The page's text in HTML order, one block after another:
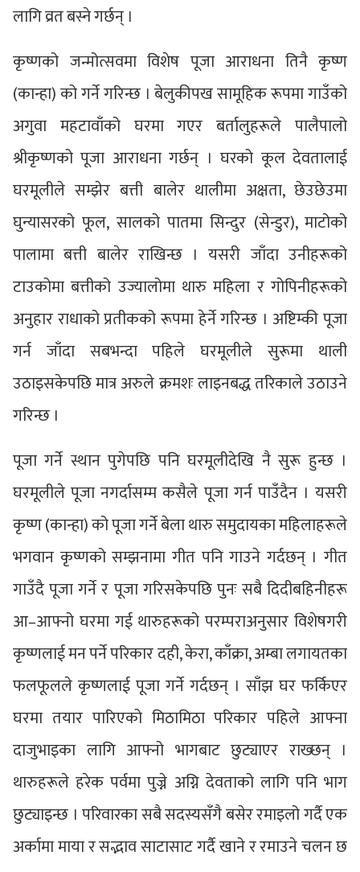
लागि व्रत बस्ने गर्छन् ।
कृष्णको जन्मोत्सवमा विशेष पूजा आराधना तिनै कृष्ण
(कान्हा) को गर्ने गरिन्छ । बेलुकीपख सामूहिक रूपमा गाउँको
अगुवा महटावाँको घरमा गएर बर्तालुहरूले पालैपालो
श्रीकृष्णको पूजा आराधना गर्छन् । घरको कूल देवतालाई
घरमूलीले सम्झेर बत्ती बालेर थालीमा अक्षता, छेउछेउमा
घुन्यासरको फूल, सालको पातमा सिन्दुर (सेन्डुर), माटोको
पालामा बत्ती बालेर राखिन्छ । यसरी जाँदा उनीहरूको
टाउकोमा बत्तीको उज्यालोमा थारु महिला र गोपिनीहरूको
अनुहार राधाको प्रतीकको रूपमा हेर्ने गरिन्छ । अष्टिम्की पूजा
गर्न जाँदा सबभन्दा पहिले घरमूलीले सुरूमा थाली
उठाइसकेपछि मात्र अरुले क्रमशः लाइनबद्ध तरिकाले उठाउने
गरिन्छ ।
पूजा गर्ने स्थान पुगेपछि पनि घरमूलीदेखि नै सुरू हुन्छ ।
घरमूलीले पूजा नगर्दासम्म कसैले पूजा गर्न पाउँदैन । यसरी
कृष्ण (कान्हा) को पूजा गर्ने बेला थारु समुदायका महिलाहरूले
भगवान कृष्णको सम्झनामा गीत पनि गाउने गर्दछन् । गीत
गाउँदै पूजा गर्ने र पूजा गरिसकेपछि पुनः सबै दिदीबहिनीहरू
आ–आफ्नो घरमा गई थारुहरूको परम्पराअनुसार विशेषगरी
कृष्णलाई मन पर्ने परिकार दही, केरा, काँक्रा, अम्बा लगायतका
फलफूलले कृष्णलाई पूजा गर्ने गर्दछन् । साँझ घर फर्किएर
घरमा तयार पारिएको मिठामिठा परिकार पहिले आफ्ना
दाजुभाइका लागि आफ्नो भागबाट छुट्याएर राख्छन् ।
थारुहरूले हरेक पर्वमा पुज्ने अग्नि देवताको लागि पनि भाग
छुट्याइन्छ । परिवारका सबै सदस्यसँगै बसेर रमाइलो गर्दै एक
अर्कामा माया र सद्भाव साटासाट गर्दै खाने र रमाउने चलन छ